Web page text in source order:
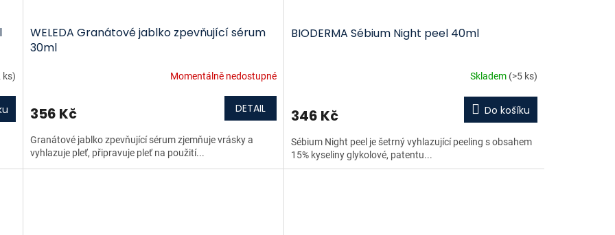
ks)
WELEDA Granátové jablko zpevňující sérum
30ml
Momentálně nedostupné
356 Kč DETAIL
Granátové jablko zpevňující sérum zjemňuje vrásky a
vyhlazuje pleť, připravuje pleť na použití...
BIODERMA Sébium Night peel 40ml
Skladem (>5 ks)
346 Kč Do košíku
Sébium Night peel je šetrný vyhlazující peeling s obsahem
15% kyseliny glykolové, patentu...